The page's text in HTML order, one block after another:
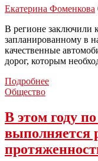
333
километра
дорог
Екатерина Фоменкова
В регионе заключили
запланированному в
качественные
дорог, которым
ПодробнееВ
этом
году
97
Общество
В этом году
выполняется